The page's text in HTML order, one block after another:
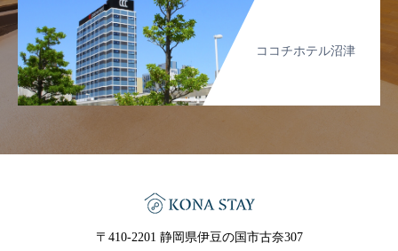
ココチホテル沼津
〒410-2201 静岡県伊豆の国市古奈307